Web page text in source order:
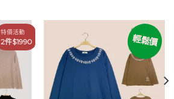
特價活動
2件$1990 輕鬆價